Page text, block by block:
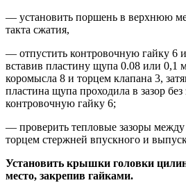
— установить поршень в верхнюю
такта сжатия,
— отпустить контровочную гайку 6
вставив пластину щупа 0.08 или 0,1
коромысла 8 и торцем клапана 3,
пластина щупа проходила в зазор без
контровочную гайку 6;
— проверить тепловые зазоры
торцем стержней впускного и
Установить крышки головки
место, закрепив гайками.